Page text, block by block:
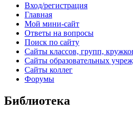
Вход/регистрация
Главная
Мой мини-сайт
Ответы на вопросы
Поиск по сайту
Сайты классов, групп,
Сайты образовательных
Сайты коллег
Форумы
Библиотека